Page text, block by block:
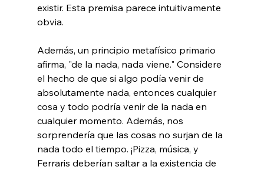
existir. Esta premisa parece intuitivamente
obvia.
Además, un principio metafísico primario
afirma, "de la nada, nada viene." Considere
el hecho de que si algo podía venir de
absolutamente nada, entonces cualquier
cosa y todo podría venir de la nada en
cualquier momento. Además, nos
sorprendería que las cosas no surjan de la
nada todo el tiempo. ¡Pizza, música, y
Ferraris deberían saltar a la existencia de